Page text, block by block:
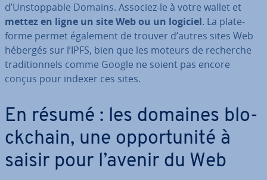
d’Uns­top­pable Domains. Associez-le à votre wallet et
mettez en ligne un site Web ou un logiciel. La pla­te­
forme permet également de trouver d’autres sites Web
hébergés sur l’IPFS, bien que les moteurs de recherche
tra­di­tion­nels comme Google ne soient pas encore
conçus pour indexer ces sites.
En résumé : les domaines blo­
ck­chain, une op­por­tu­nité à
saisir pour l’avenir du Web